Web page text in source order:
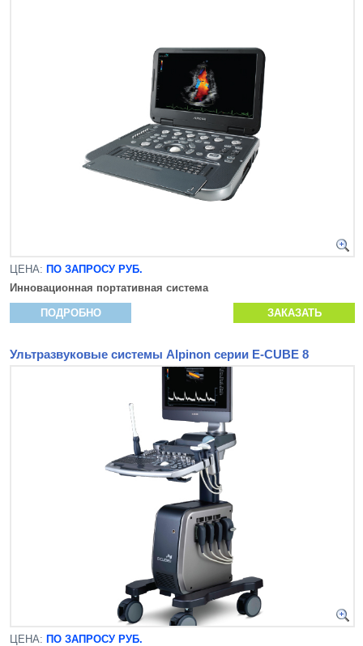
ЦЕНА: ПО ЗАПРОСУ РУБ.
Инновационная портативная система
ПОДРОБНО ЗАКАЗАТЬ
Ультразвуковые системы Alpinon серии E-CUBE 8
ЦЕНА: ПО ЗАПРОСУ РУБ.